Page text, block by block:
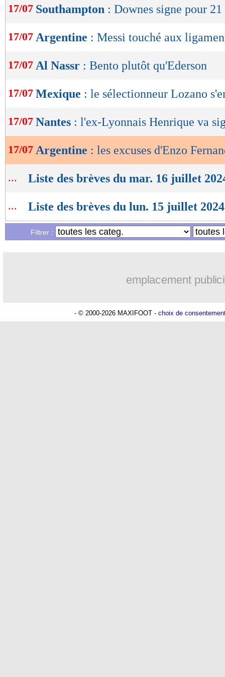
de
OK
17/07 Southampton : Downes signe pour
17/07 Argentine : Messi touché aux
17/07 Al Nassr : Bento plutôt qu'Ederson
17/07 Mexique : le sélectionneur Lozano
17/07 Nantes : l'ex-Lyonnais Henrique va
17/07 Argentine : les excuses d'Enzo
... Liste des brèves du mar. 16 juillet
... Liste des brèves du lun. 15 juillet 2024
Filtrer :
emplacement
- © 2000-2026 MAXIFOOT - choix de